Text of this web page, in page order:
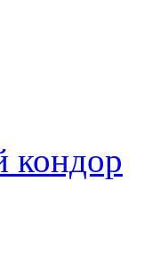
кондор